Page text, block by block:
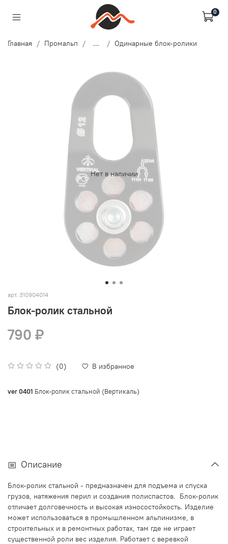
0
Главная Промальп ... Одинарные блок-ролики
Нет в наличии
арт. 310904014
Блок-ролик стальной
(0) В избранное
790 ₽
ver 0401 Блок-ролик стальной (Вертикаль)
Описание
Блок-ролик стальной - предназначен для подъема и спуска
грузов, натяжения перил и создания полиспастов. Блок-ролик
отличает долговечность и высокая износостойкость. Изделие
может использоваться в промышленном альпинизме, в
строительных и в ремонтных работах, там где не играет
существенной роли вес изделия. Работает с веревкой